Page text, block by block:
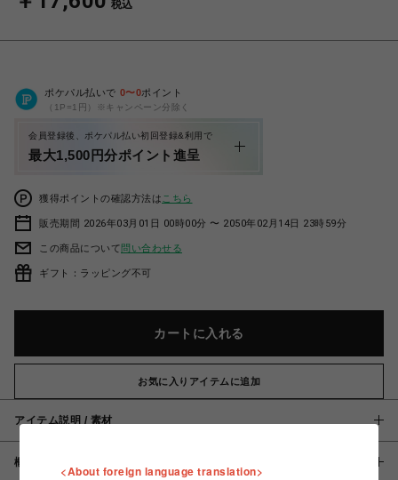
税込
ポケパル払いで 0〜0ポイント
（1P=1円）※キャンペーン分除く
会員登録後、ポケパル払い初回登録&利用で
最大1,500円分ポイント進呈
獲得ポイントの確認方法は こちら
販売期間 2026年03月01日 00時00分 〜 2050年02月14日 23時59分
この商品について問い合わせる
ギフト：ラッピング不可
カートに入れる
お気に入りアイテムに追加
アイテム説明 / 素材
概要
<About foreign language translation>